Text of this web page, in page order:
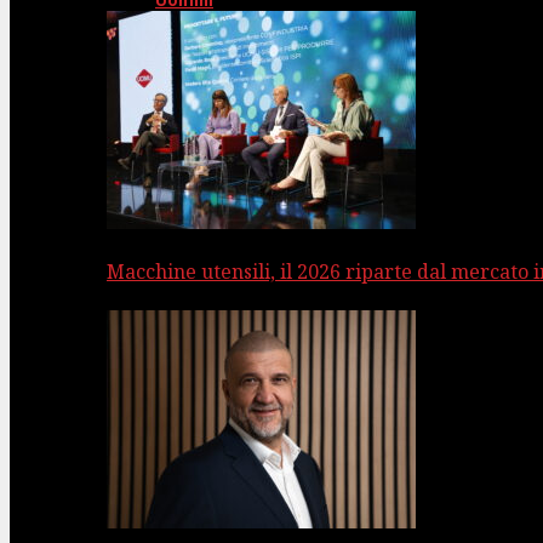
Macchine utensili, il 2026 riparte dal mercato